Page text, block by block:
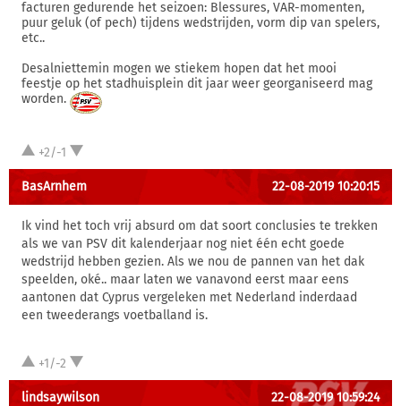
facturen gedurende het seizoen: Blessures, VAR-momenten,
puur geluk (of pech) tijdens wedstrijden, vorm dip van spelers,
etc..
Desalniettemin mogen we stiekem hopen dat het mooi
feestje op het stadhuisplein dit jaar weer georganiseerd mag
worden.
+2/-1
BasArnhem 22-08-2019 10:20:15
Ik vind het toch vrij absurd om dat soort conclusies te trekken
als we van PSV dit kalenderjaar nog niet één echt goede
wedstrijd hebben gezien. Als we nou de pannen van het dak
speelden, oké.. maar laten we vanavond eerst maar eens
aantonen dat Cyprus vergeleken met Nederland inderdaad
een tweederangs voetballand is.
+1/-2
lindsaywilson 22-08-2019 10:59:24